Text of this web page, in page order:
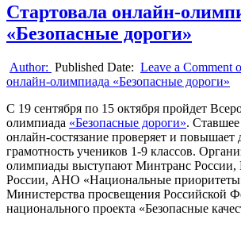
Стартовала онлайн-
«Безопасные дороги»
Author: Published Date: Leave a Comment
онлайн-олимпиада «Безопасные дороги»
С 19 сентября по 15 октября пройдет
олимпиада «Безопасные дороги».
онлайн-состязание проверяет и
грамотность учеников 1-9 классов.
олимпиады выступают Минтранс
России, АНО «Национальные
Министерства просвещения Российской
национального проекта «Безопасные